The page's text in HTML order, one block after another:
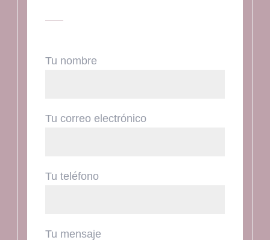
Tu nombre
Tu correo electrónico
Tu teléfono
Tu mensaje